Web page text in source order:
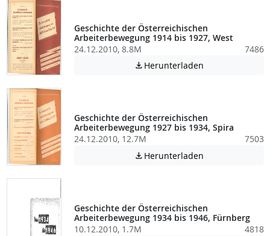
Geschichte der Österreichischen
Arbeiterbewegung 1914 bis 1927, West
24.12.2010, 8.8M
7486
 Herunterladen
Geschichte der Österreichischen
Arbeiterbewegung 1927 bis 1934, Spira
24.12.2010, 12.7M
7503
 Herunterladen
Geschichte der Österreichischen
Arbeiterbewegung 1934 bis 1946, Fürnberg
10.12.2010, 1.7M
4818